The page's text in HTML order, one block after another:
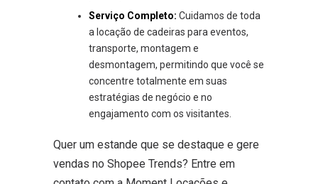
Serviço Completo: Cuidamos de toda
a locação de cadeiras para eventos,
transporte, montagem e
desmontagem, permitindo que você se
concentre totalmente em suas
estratégias de negócio e no
engajamento com os visitantes.
Quer um estande que se destaque e gere
vendas no Shopee Trends? Entre em